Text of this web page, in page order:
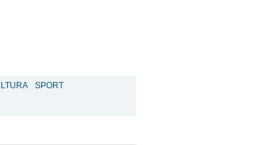
SPORT